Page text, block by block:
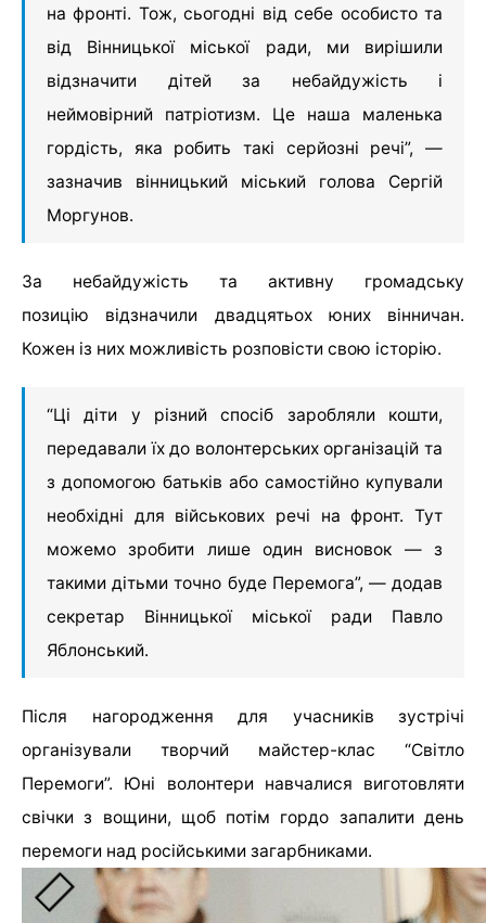
на фронті. Тож, сьогодні від себе особисто та
від Вінницької міської ради, ми вирішили
відзначити дітей за небайдужість і
неймовірний патріотизм. Це наша маленька
гордість, яка робить такі серйозні речі”, —
зазначив вінницький міський голова Сергій
Моргунов.
За небайдужість та активну громадську
позицію відзначили двадцятьох юних вінничан.
Кожен із них можливість розповісти свою історію.
“Ці діти у різний спосіб заробляли кошти,
передавали їх до волонтерських організацій та
з допомогою батьків або самостійно купували
необхідні для військових речі на фронт. Тут
можемо зробити лише один висновок — з
такими дітьми точно буде Перемога”, — додав
секретар Вінницької міської ради Павло
Яблонський.
Після нагородження для учасників зустрічі
організували творчий майстер-клас “Світло
Перемоги”. Юні волонтери навчалися виготовляти
свічки з вощини, щоб потім гордо запалити день
перемоги над російськими загарбниками.